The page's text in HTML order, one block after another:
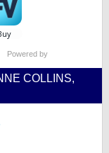
Powered by
COLLINS,